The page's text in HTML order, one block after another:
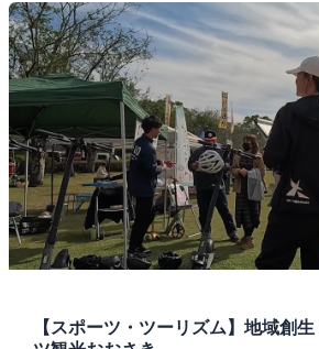
【スポーツ・ツーリズム】地域創